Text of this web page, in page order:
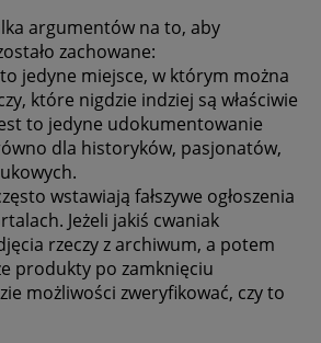
argumentów na to, aby
zachowane:
jedyne miejsce, w którym można
które nigdzie indziej są właściwie
to jedyne udokumentowanie
dla historyków, pasjonatów,
wstawiają fałszywe ogłoszenia
Jeżeli jakiś cwaniak
rzeczy z archiwum, a potem
produkty po zamknięciu
możliwości zweryfikować, czy to